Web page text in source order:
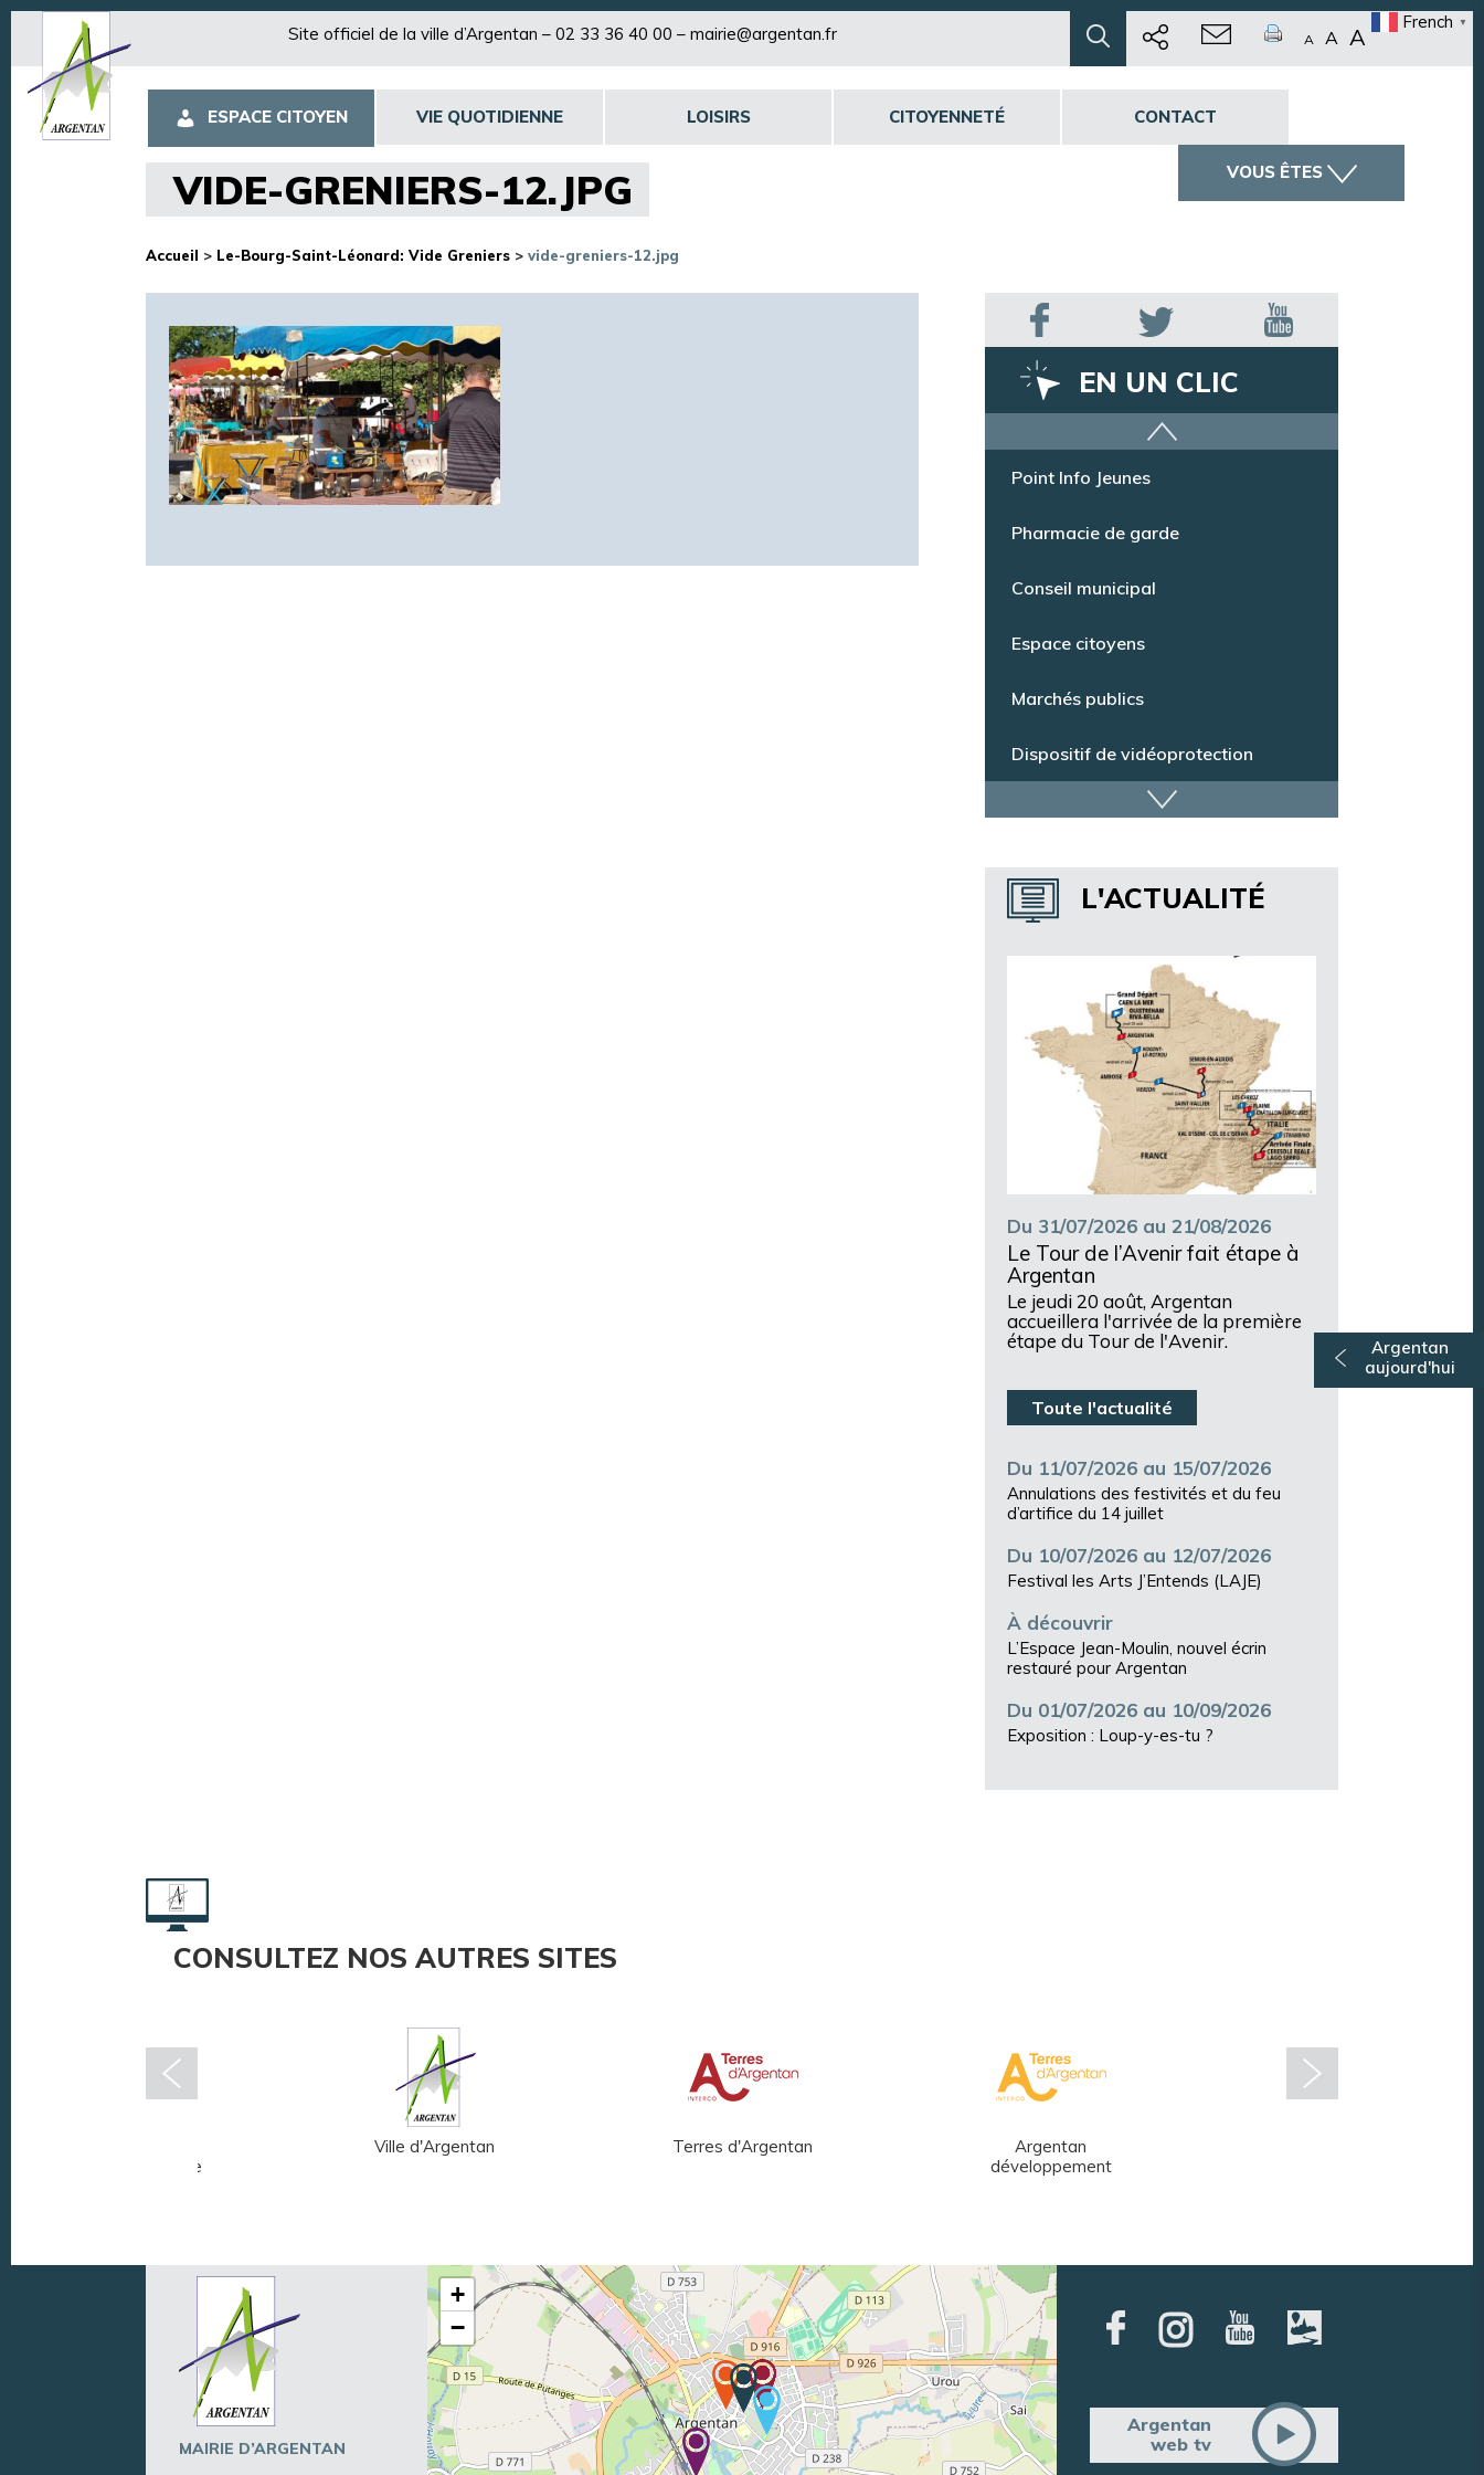
Site officiel de la ville d’Argentan – 02 33 36 40 00 – mairie@argentan.fr A A A
French ▼
ESPACE CITOYEN VIE QUOTIDIENNE LOISIRS CITOYENNETÉ CONTACT
VOUS ÊTES
Argentan
aujourd'hui
VIDE-GRENIERS-12.JPG
Accueil > Le-Bourg-Saint-Léonard: Vide Greniers > vide-greniers-12.jpg
EN UN CLIC
Point Info Jeunes
Pharmacie de garde
Conseil municipal
Espace citoyens
Marchés publics
Dispositif de vidéoprotection
Annuaire des services
Annuaire des associations
Argentan Aujourd’hui
L'ACTUALITÉ
Du 31/07/2026 au 21/08/2026
Le Tour de l’Avenir fait étape à
Argentan
Le jeudi 20 août, Argentan
accueillera l'arrivée de la première
étape du Tour de l'Avenir.
Toute l'actualité
Du 11/07/2026 au 15/07/2026
Annulations des festivités et du feu
d’artifice du 14 juillet
Du 10/07/2026 au 12/07/2026
Festival les Arts J’Entends (LAJE)
À découvrir
L’Espace Jean-Moulin, nouvel écrin
restauré pour Argentan
Du 01/07/2026 au 10/09/2026
Exposition : Loup-y-es-tu ?
CONSULTEZ NOS AUTRES SITES
Léger - André Mare
Ville d'Argentan Terres d'Argentan
Argentan
développement
MAIRIE D’ARGENTAN
+
−
Argentan
web tv